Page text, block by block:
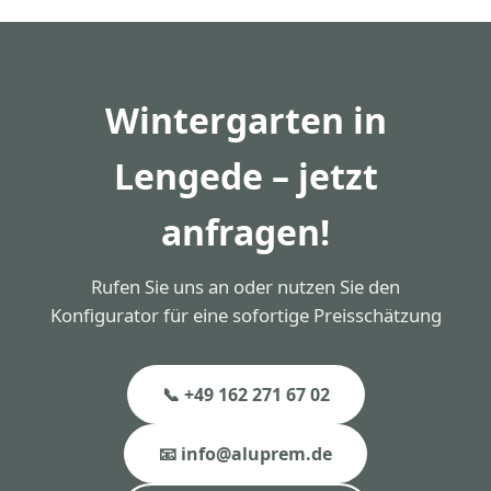
in Lengede sind auf eine Lebensdauer von 40+
Wintergarten in
Lengede – jetzt
anfragen!
Rufen Sie uns an oder nutzen Sie den
Konfigurator für eine sofortige Preisschätzung
📞 +49 162 271 67 02
📧 info@aluprem.de